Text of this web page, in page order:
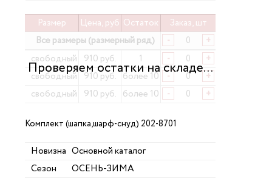
Размер Цена, руб Остаток
Заказ, шт
Все размеры (размерный ряд)
- +
свободный 910 руб. 1 - +
свободный 910 руб. более 10 - +
свободный 910 руб. более 10 - +
Комплект (шапка,шарф-снуд) 202-8701
Новизна
Основной каталог
Сезон
ОСЕНЬ-ЗИМА